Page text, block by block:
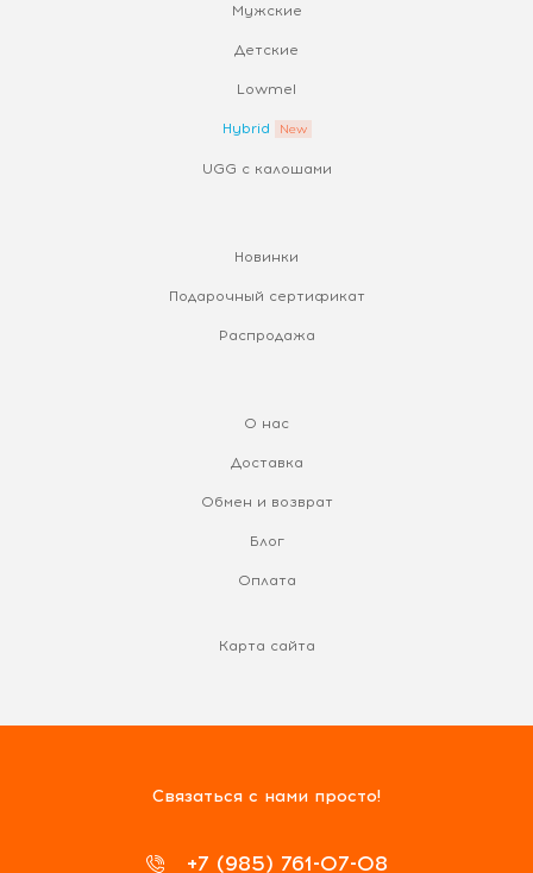
Мужские
Детские
Lowmel
Hybrid
UGG с калошами
Новинки
Подарочный сертификат
Распродажа
О нас
Доставка
Обмен и возврат
Блог
Оплата
Карта сайта
Связаться с нами просто!
+7 (985) 761-07-08